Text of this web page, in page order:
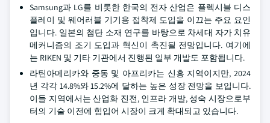
Samsung과 LG를 비롯한 한국의 전자 산업은 플렉시블 디스
플레이 및 웨어러블 기기용 접착제 도입을 이끄는 주요 요인
입니다. 일본의 첨단 소재 연구를 바탕으로 차세대 자가 치유
메커니즘의 조기 도입과 혁신이 촉진될 전망입니다. 여기에
는 RIKEN 및 기타 기관에서 진행된 일부 개발도 포함됩니다.
라틴아메리카와 중동 및 아프리카는 신흥 지역이지만, 2024
년 각각 14.8%와 15.2%에 달하는 높은 성장 전망을 보입니다.
이들 지역에서는 산업화 진전, 인프라 개발, 성숙 시장으로부
터의 기술 이전에 힘입어 시장이 크게 확대되고 있습니다.